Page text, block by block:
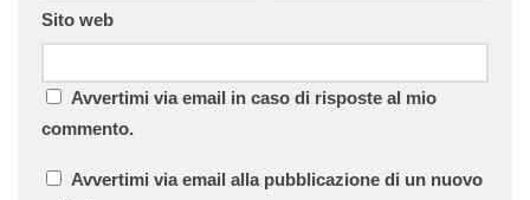
Sito web
Avvertimi via email in caso di risposte al mio
commento.
Avvertimi via email alla pubblicazione di un nuovo